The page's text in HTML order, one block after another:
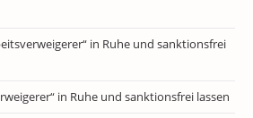
in Ruhe und sanktionsfrei
in Ruhe und sanktionsfrei lassen